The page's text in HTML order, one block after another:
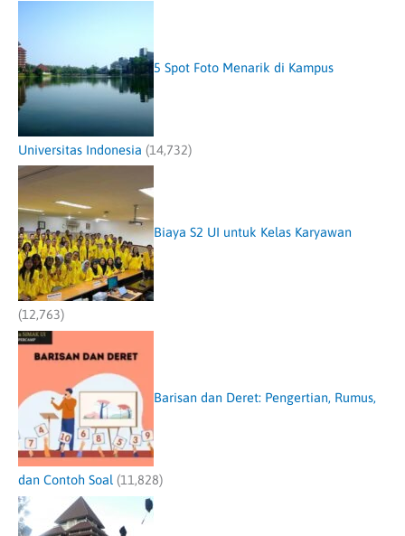
5 Spot Foto Menarik di Kampus
Universitas Indonesia (14,732)
Biaya S2 UI untuk Kelas Karyawan
(12,763)
Barisan dan Deret: Pengertian, Rumus,
dan Contoh Soal (11,828)